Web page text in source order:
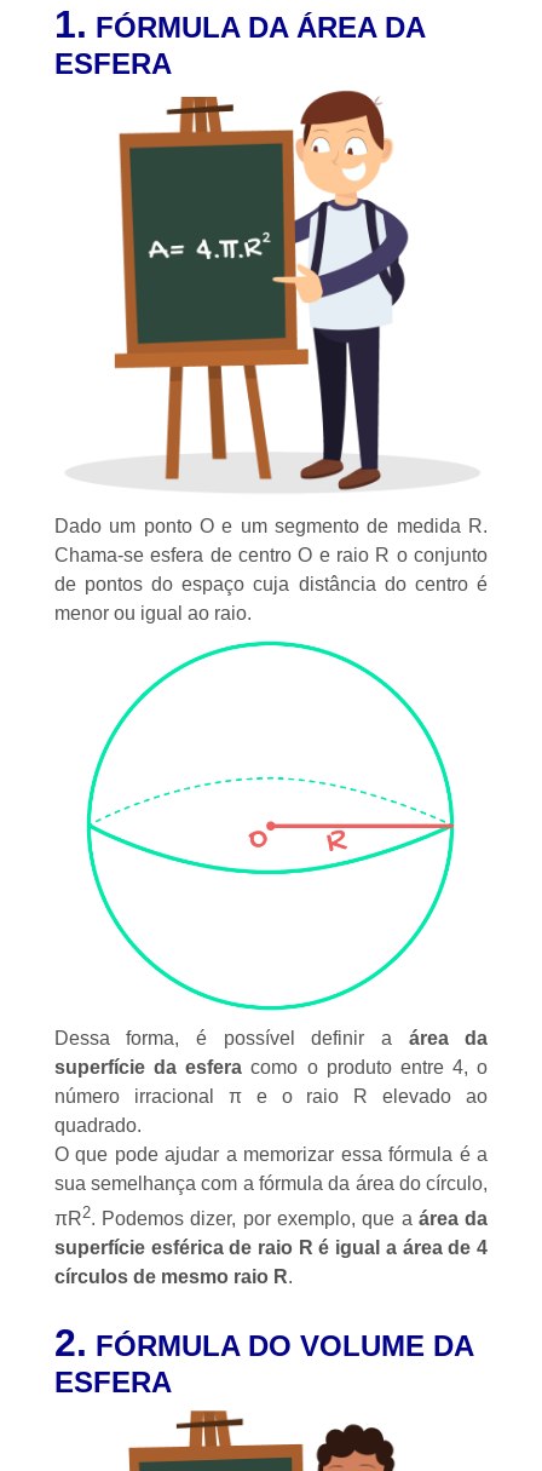
1. FÓRMULA DA ÁREA DA
ESFERA
Dado um ponto O e um segmento de medida R.
Chama-se esfera de centro O e raio R o conjunto
de pontos do espaço cuja distância do centro é
menor ou igual ao raio.
Dessa forma, é possível definir a área da
superfície da esfera como o produto entre 4, o
número irracional
π e o raio R elevado ao
quadrado.
O que pode ajudar a memorizar essa fórmula é a
sua semelhança com a fórmula da área do círculo,
πR2. Podemos dizer, por exemplo, que a área da
superfície esférica de raio R é igual a área de 4
círculos de mesmo raio R.
2. FÓRMULA DO VOLUME DA
ESFERA